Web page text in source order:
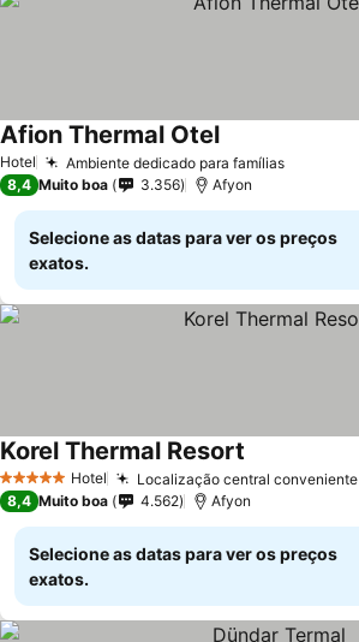
Hotel Ambiente dedicado para famílias
Afion Thermal Otel
8,4 Muito boa 3.356 Afyon
Selecione as datas para ver os preços
exatos.
5 Estrelas Hotel Localização central conveniente
Korel Thermal Resort
8,4 Muito boa 4.562 Afyon
Selecione as datas para ver os preços
exatos.